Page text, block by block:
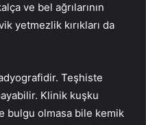
ve bel ağrılarının
yetmezlik kırıkları da
Teşhiste
Klinik kuşku
bulgu olmasa bile kemik